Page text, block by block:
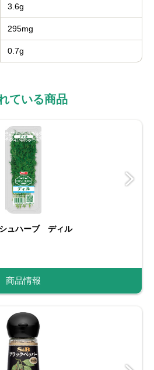
3.6g
295mg
0.7g
ている商品
ュハーブ ディル
商品情報